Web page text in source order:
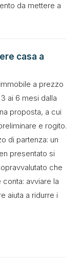
da mettere a
casa a
a prezzo
ai 6 mesi dalla
proposta, a cui
e rogito.
di partenza: un
presentato si
che
avviare la
aiuta a ridurre i